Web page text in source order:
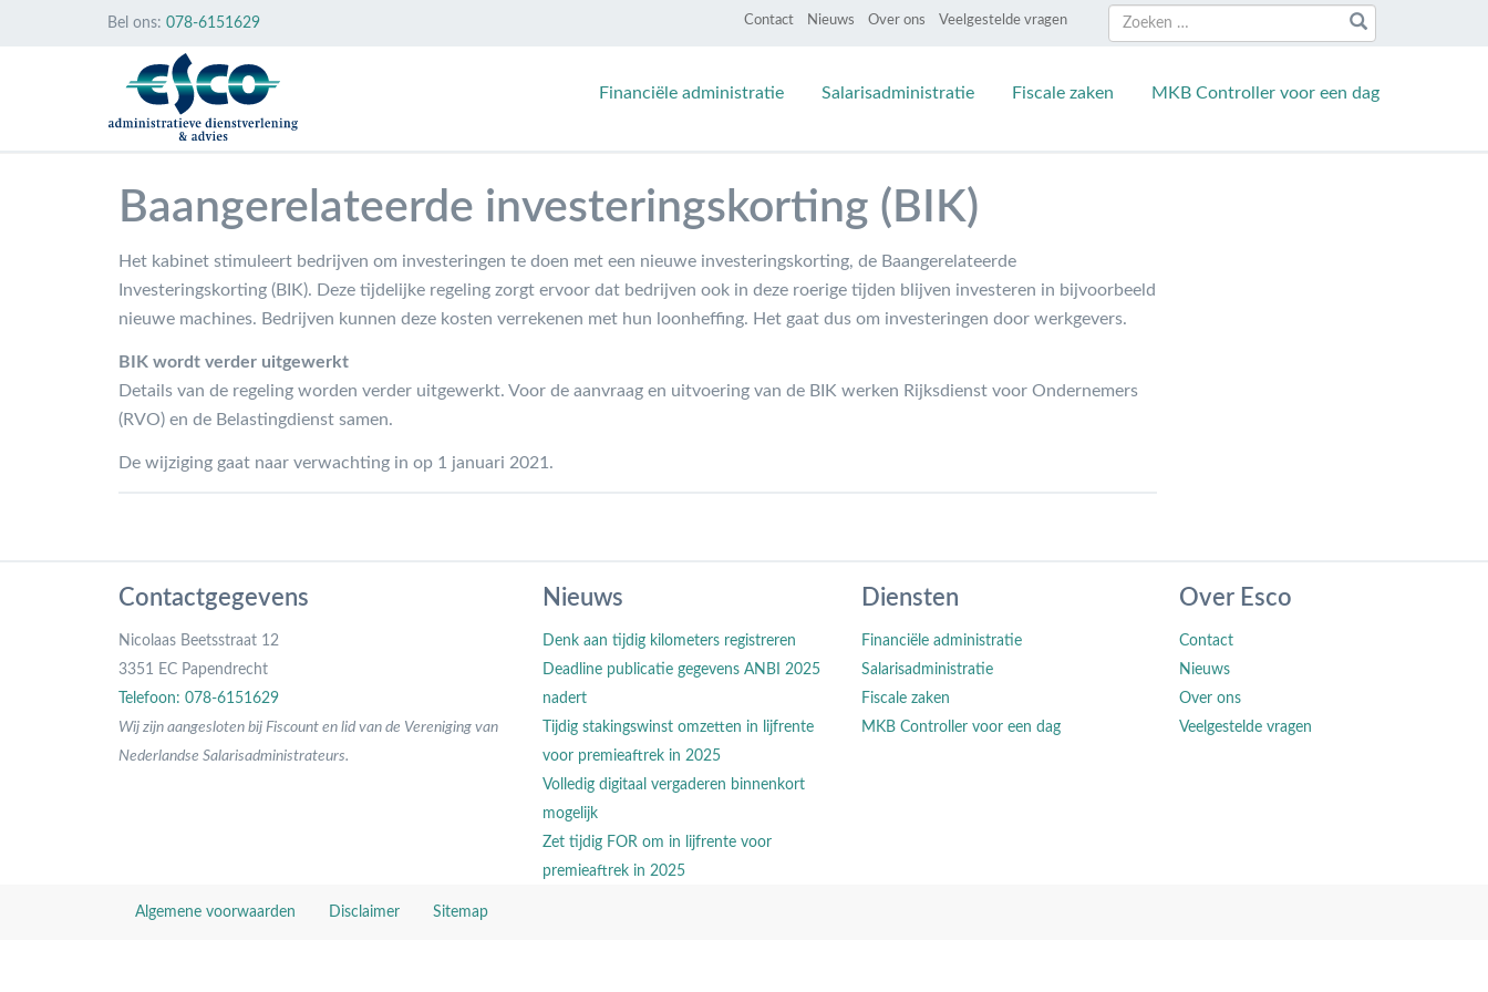
Contact Nieuws Over ons Veelgestelde vragen
Bel ons: 078-6151629
Zoeken
Zoeken
naar:
Financiële administratie Salarisadministratie Fiscale zaken MKB Controller voor een dag
Baangerelateerde investeringskorting (BIK)
Het kabinet stimuleert bedrijven om investeringen te doen met een nieuwe investeringskorting, de Baangerelateerde
Investeringskorting (BIK). Deze tijdelijke regeling zorgt ervoor dat bedrijven ook in deze roerige tijden blijven investeren in bijvoorbeeld
nieuwe machines. Bedrijven kunnen deze kosten verrekenen met hun loonheffing. Het gaat dus om investeringen door werkgevers.
BIK wordt verder uitgewerkt
Details van de regeling worden verder uitgewerkt. Voor de aanvraag en uitvoering van de BIK werken Rijksdienst voor Ondernemers
(RVO) en de Belastingdienst samen.
De wijziging gaat naar verwachting in op 1 januari 2021.
Contactgegevens
Nicolaas Beetsstraat 12
3351 EC Papendrecht
Telefoon: 078-6151629
Wij zijn aangesloten bij Fiscount en lid van de Vereniging van
Nederlandse Salarisadministrateurs.
Nieuws
Denk aan tijdig kilometers registreren
Deadline publicatie gegevens ANBI 2025
nadert
Tijdig stakingswinst omzetten in lijfrente
voor premieaftrek in 2025
Volledig digitaal vergaderen binnenkort
mogelijk
Zet tijdig FOR om in lijfrente voor
premieaftrek in 2025
Diensten
Financiële administratie
Salarisadministratie
Fiscale zaken
MKB Controller voor een dag
Over Esco
Contact
Nieuws
Over ons
Veelgestelde vragen
Algemene voorwaarden Disclaimer Sitemap